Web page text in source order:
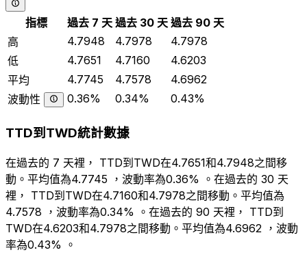
指標 過去 7 天 過去 30 天 過去 90 天
高
4.7948 4.7978
4.7978
低
4.7651 4.7160
4.6203
平均
4.7745 4.7578
4.6962
波動性
0.36% 0.34% 0.43%
TTD到TWD統計數據
在過去的 7 天裡， TTD到TWD在4.7651和4.7948之間移
動。平均值為4.7745 ，波動率為0.36% 。在過去的 30 天
裡， TTD到TWD在4.7160和4.7978之間移動。平均值為
4.7578 ，波動率為0.34% 。在過去的 90 天裡， TTD到
TWD在4.6203和4.7978之間移動。平均值為4.6962 ，波動
率為0.43% 。